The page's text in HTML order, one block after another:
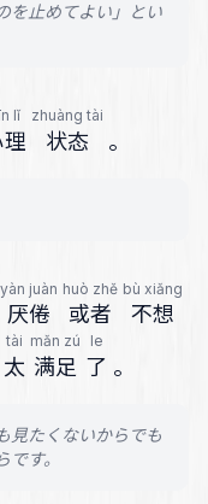
を止めてよい」とい
lǐ zhuàng tài
状态 。
yàn juàn
厌倦
huò zhě
或者
bù xiǎng
不想
tài
太
mǎn zú
满足
le
了 。
見たくないからでも
す。